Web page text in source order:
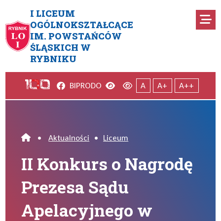
I LICEUM
OGÓLNOKSZTAŁCĄCE
IM. POWSTAŃCÓW
ŚLĄSKICH W
RYBNIKU
II Konkurs o Nagrodę
Facebook
BIPRODO Wersja kontrastowa
Wersja domyślna
A A+ A++
Home
• Aktualności • Liceum
II Konkurs o Nagrodę
Prezesa Sądu
Apelacyjnego w